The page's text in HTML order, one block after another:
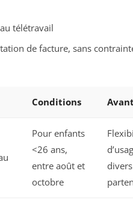
télétravail
de facture, sans
Conditions
Pour enfants
<26 ans,
entre août et
octobre
divers